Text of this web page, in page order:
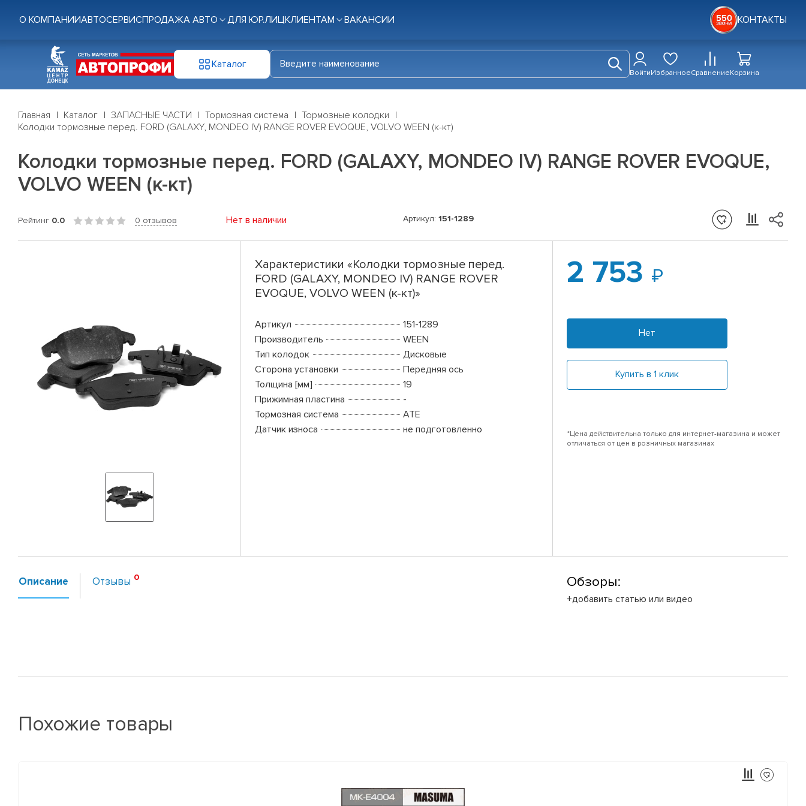
О КОМПАНИИАВТОСЕРВИСПРОДАЖА АВТО ДЛЯ ЮР.ЛИЦКЛИЕНТАМ ВАКАНСИИ КОНТАКТЫ
Каталог
ВойтиИзбранноеСравнениеКорзина
Главная Каталог ЗАПАСНЫЕ ЧАСТИ Тормозная система
Тормозные колодки
Колодки тормозные перед. FORD (GALAXY, MONDEO IV) RANGE ROVER EVOQUE, VOLVO WEEN (к-кт)
Колодки тормозные перед. FORD (GALAXY, MONDEO IV) RANGE ROVER EVOQUE,
VOLVO WEEN (к-кт)
Рейтинг 0.0 0 отзывов Нет в наличии Артикул: 151-1289
Характеристики «Колодки тормозные перед.
FORD (GALAXY, MONDEO IV) RANGE ROVER
EVOQUE, VOLVO WEEN (к-кт)»
Артикул
151-1289
Производитель
WEEN
Тип колодок
Дисковые
Сторона установки
Передняя ось
Толщина [мм]
19
Прижимная пластина
-
Тормозная система
ATE
Датчик износа
не подготовленно
2 753
Нет
Купить в 1 клик
*Цена действительна только для интернет-магазина и может
отличаться от цен в розничных магазинах
Описание Отзывы Обзоры:
+добавить статью или видео
Похожие товары